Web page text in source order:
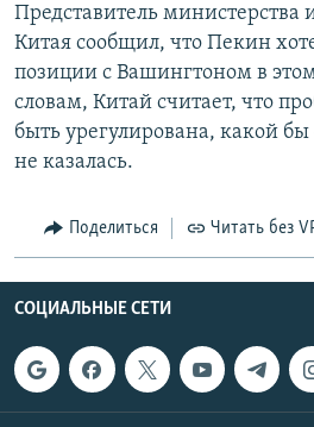
СОЦИАЛЬНЫЕ СЕТИ
Представитель министерства
Китая сообщил, что Пекин
позиции с Вашингтоном в
словам, Китай считает, что
быть урегулирована, какой
не казалась.
Поделиться Читать без
СОЦИАЛЬНЫЕ СЕТИ